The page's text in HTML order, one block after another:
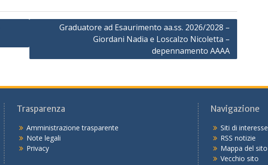
Graduatore ad Esaurimento aa.ss. 2026/2028 –
Giordani Nadia e Loscalzo Nicoletta –
depennamento AAAA
Trasparenza
Amministrazione trasparente
Note legali
Privacy
Navigazione
Siti di interesse
RSS notizie
Mappa del sito
Vecchio sito